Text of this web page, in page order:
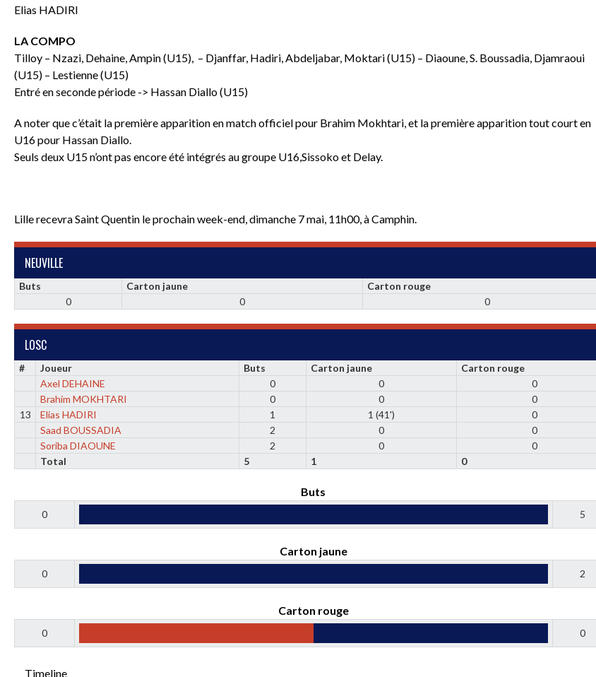
Elias HADIRI
LA COMPO
Tilloy – Nzazi, Dehaine, Ampin (U15), – Djanffar, Hadiri, Abdeljabar, Moktari (U15) – Diaoune, S. Boussadia, Djamraoui
(U15) – Lestienne (U15)
Entré en seconde période -> Hassan Diallo (U15)
A noter que c’était la première apparition en match officiel pour Brahim Mokhtari, et la première apparition tout court en
U16 pour Hassan Diallo.
Seuls deux U15 n’ont pas encore été intégrés au groupe U16,Sissoko et Delay.
Lille recevra Saint Quentin le prochain week-end, dimanche 7 mai, 11h00, à Camphin.
NEUVILLE
Buts Carton jaune
Carton rouge
0
0 0
LOSC
# Joueur Buts Carton jaune
Carton rouge
Axel DEHAINE
0 0
0
Brahim MOKHTARI
0 0
0
13
Elias HADIRI 1 1 (41')
0
Saad BOUSSADIA
2 0
0
Soriba DIAOUNE
2 0
0
Total
5 1 0
Buts
0 5
Carton jaune
0 2
Carton rouge
0 0
Timeline